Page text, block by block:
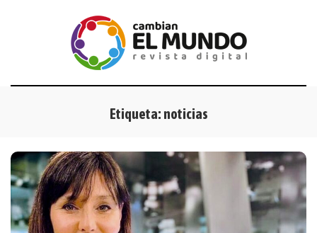
Etiqueta:noticias